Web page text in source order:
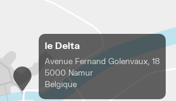
le Delta
Avenue Fernand Golenvaux, 18
5000 Namur
Belgique